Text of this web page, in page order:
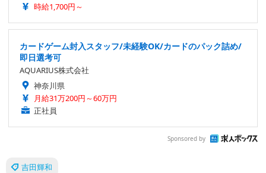
時給1,700円～
カードゲーム封入スタッフ/未経験OK/カードのパック詰め/
即日選考可
AQUARIUS株式会社
神奈川県
月給31万200円～60万円
正社員
Sponsored by
吉田輝和